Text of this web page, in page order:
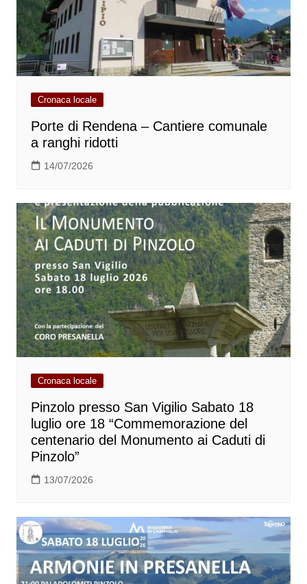
Cronaca locale
Porte di Rendena – Cantiere comunale
a ranghi ridotti
14/07/2026
Cronaca locale
Pinzolo presso San Vigilio Sabato 18
luglio ore 18 “Commemorazione del
centenario del Monumento ai Caduti di
Pinzolo”
13/07/2026